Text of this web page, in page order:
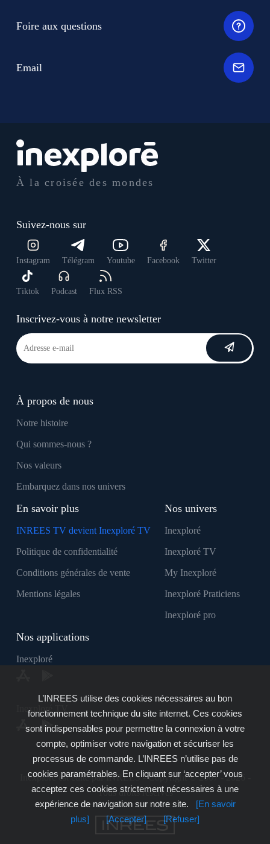
À la croisée des mondes
Suivez-nous sur
Instagram Télégram Youtube Facebook Twitter
Tiktok Podcast Flux RSS
Inscrivez-vous à notre newsletter
À propos de nous
Notre histoire
Qui sommes-nous ?
Nos valeurs
Embarquez dans nos univers
En savoir plus
INREES TV devient Inexploré TV
Politique de confidentialité
Conditions générales de vente
Mentions légales
Nos univers
Inexploré
Inexploré TV
My Inexploré
Inexploré Praticiens
Inexploré pro
Nos applications
Inexploré
Inexploré TV
Inexploré est édité par INREES - Copyright © 2007 - 2026 -
Tous droits réservés
Foire aux questions
Email
L’INREES utilise des cookies nécessaires au bon
fonctionnement technique du site internet. Ces cookies
sont indispensables pour permettre la connexion à votre
compte, optimiser votre navigation et sécuriser les
processus de commande. L’INREES n’utilise pas de
cookies paramétrables. En cliquant sur ‘accepter’ vous
acceptez ces cookies strictement nécessaires à une
expérience de navigation sur notre site.
[En savoir
plus]
[Accepter] [Refuser]